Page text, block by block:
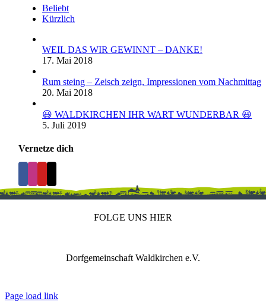
Beliebt
Kürzlich
WEIL DAS WIR GEWINNT – DANKE!
17. Mai 2018
Rum steing – Zeisch zeign, Impressionen vom Nachmittag
20. Mai 2018
😃 WALDKIRCHEN IHR WART WUNDERBAR 😃
5. Juli 2019
Vernetze dich
FOLGE UNS HIER
Dorfgemeinschaft Waldkirchen e.V.
Page load link